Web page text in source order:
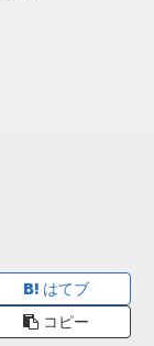
はてブ
コピー